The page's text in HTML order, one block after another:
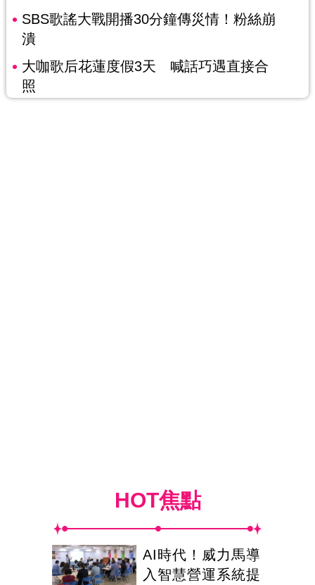
SBS歌謠大戰開播30分鐘傳災情！粉絲崩
潰
大咖歌后花蓮度假3天 喊話巧遇直接合
照
HOT焦點
AI時代！威力馬導
入智慧營運系統提